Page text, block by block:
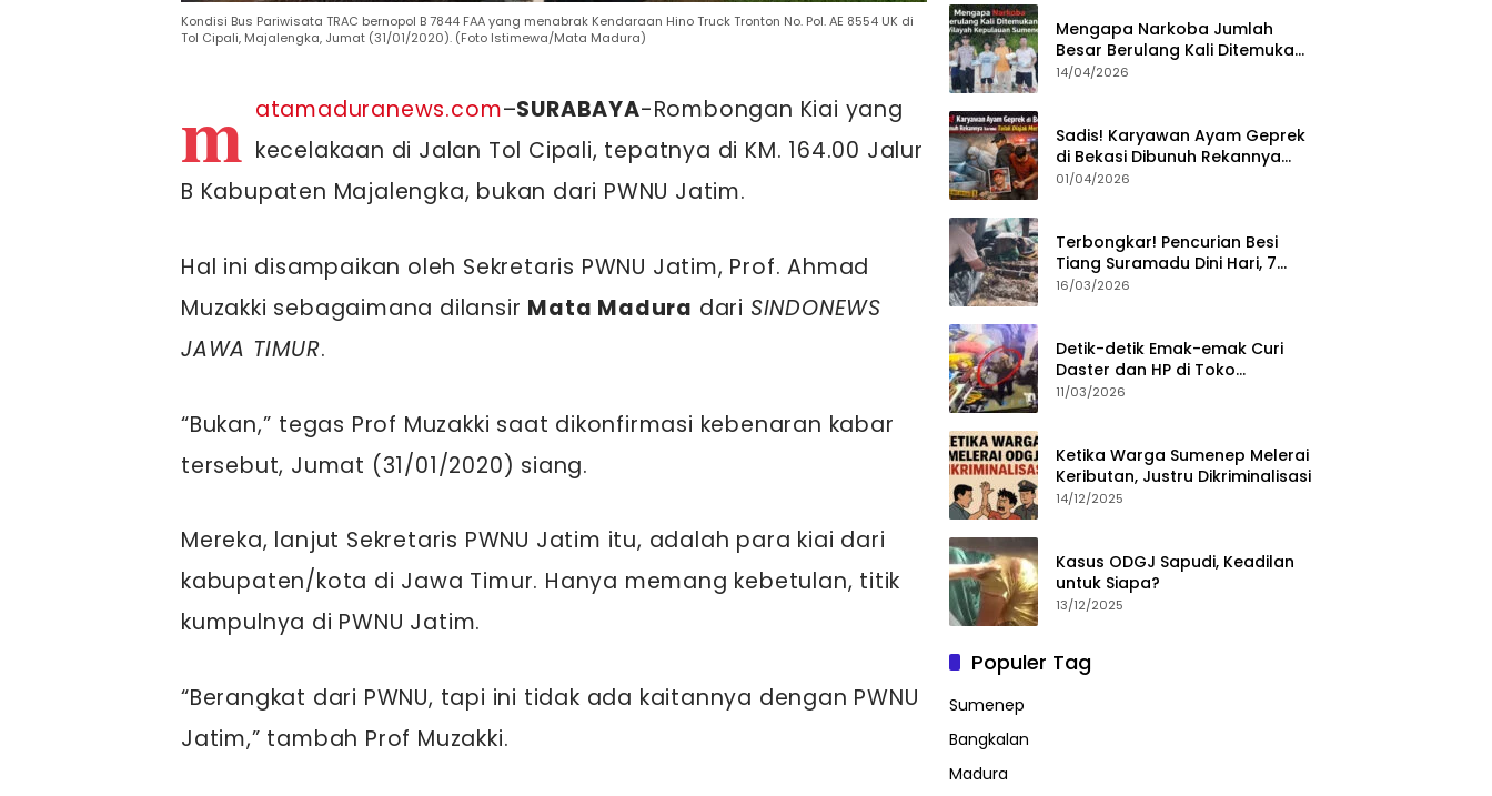
Kondisi Bus Pariwisata TRAC bernopol B 7844 FAA yang menabrak Kendaraan Hino Truck Tronton No. Pol. AE 8554 UK di
Tol Cipali, Majalengka, Jumat (31/01/2020). (Foto Istimewa/Mata Madura)
m atamaduranews.com–SURABAYA-Rombongan Kiai yang
kecelakaan di Jalan Tol Cipali, tepatnya di KM. 164.00 Jalur
B Kabupaten Majalengka, bukan dari PWNU Jatim.
Hal ini disampaikan oleh Sekretaris PWNU Jatim, Prof. Ahmad
Muzakki sebagaimana dilansir Mata Madura dari SINDONEWS
JAWA TIMUR.
“Bukan,” tegas Prof Muzakki saat dikonfirmasi kebenaran kabar
tersebut, Jumat (31/01/2020) siang.
Mereka, lanjut Sekretaris PWNU Jatim itu, adalah para kiai dari
kabupaten/kota di Jawa Timur. Hanya memang kebetulan, titik
kumpulnya di PWNU Jatim.
“Berangkat dari PWNU, tapi ini tidak ada kaitannya dengan PWNU
Jatim,” tambah Prof Muzakki.
Mengapa Narkoba Jumlah
Besar Berulang Kali Ditemukan
di Wilayah Kepulauan
14/04/2026
Sadis! Karyawan Ayam Geprek
di Bekasi Dibunuh Rekannya
karena Tolak Diajak Merampok
01/04/2026
Terbongkar! Pencurian Besi
Tiang Suramadu Dini Hari, 7
ABK Ditangkap Polisi
16/03/2026
Detik-detik Emak-emak Curi
Daster dan HP di Toko
Sumenep, Aksi Terekam CCTV
11/03/2026
Ketika Warga Sumenep Melerai
Keributan, Justru Dikriminalisasi
14/12/2025
Kasus ODGJ Sapudi, Keadilan
untuk Siapa?
13/12/2025
Populer Tag
Sumenep
Bangkalan
Madura